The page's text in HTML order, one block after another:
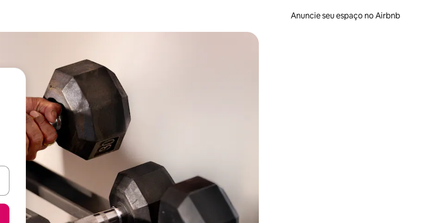
Anuncie seu espaço no Airbnb
os usando as seta para cima e para baixo do teclado ou tocando e deslizando o dedo na tela.